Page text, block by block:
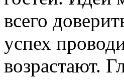
всего
успех
возрастают.